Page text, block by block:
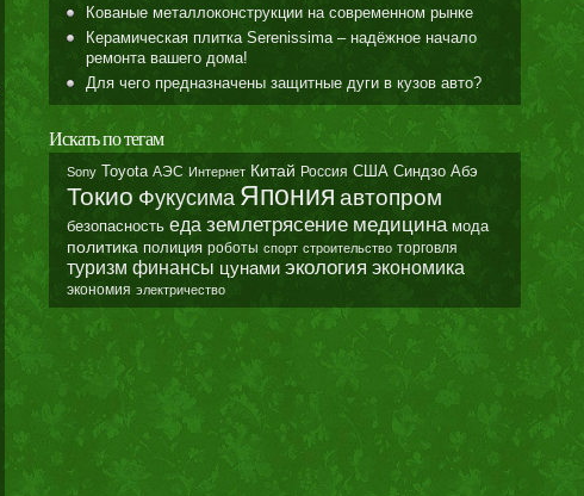
Кованые металлоконструкции на современном рынке
Керамическая плитка Serenissima – надёжное начало
ремонта вашего дома!
Для чего предназначены защитные дуги в кузов авто?
Искать по тегам
Sony Toyota АЭС Интернет Китай Россия США Синдзо Абэ
Токио Фукусима Япония автопром
безопасность еда землетрясение медицина мода
политика полиция роботы спорт строительство торговля
туризм финансы цунами экология экономика
экономия электричество